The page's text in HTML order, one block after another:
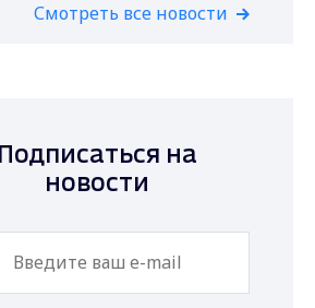
Смотреть все новости
Подписаться на
новости